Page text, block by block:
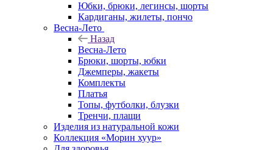
Юбки, брюки, легинсы, шорты
Кардиганы, жилеты, пончо
Весна-Лето
Назад
Весна-Лето
Брюки, шорты, юбки
Джемперы, жакеты
Комплекты
Платья
Топы, футболки, блузки
Тренчи, плащи
Изделия из натуральной кожи
Коллекция «Морин хуур»